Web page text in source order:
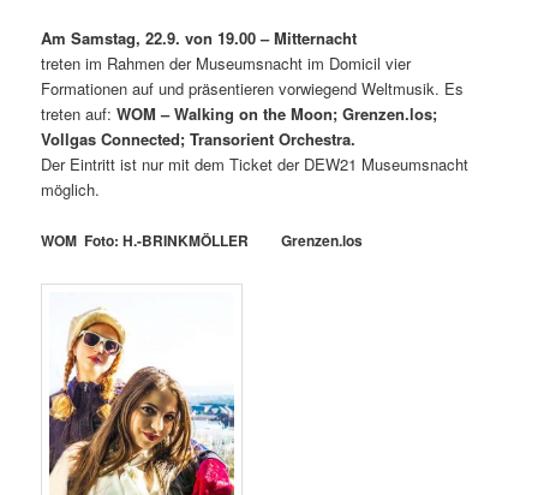
Am Samstag, 22.9. von 19.00 – Mitternacht
treten im Rahmen der Museumsnacht im Domicil vier
Formationen auf und präsentieren vorwiegend Weltmusik. Es
treten auf:WOM – Walking on the Moon; Grenzen.los;
Vollgas Connected; Transorient Orchestra.
Der Eintritt ist nur mit dem Ticket der DEW21 Museumsnacht
möglich.
WOM Foto: H.-BRINKMÖLLER Grenzen.los